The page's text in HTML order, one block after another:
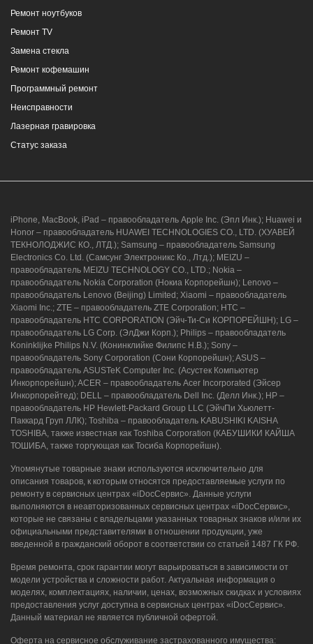
Ремонт ноутбуков
Ремонт TV
Замена стекла
Ремонт кофемашин
Программный ремонт
Неисправности
Лазерная гравировка
Статус заказа
iPhone, MacBook, iPad – правообладатель Apple Inc. (Эпл Инк.); Huawei и
Honor – правообладатель HUAWEI TECHNOLOGIES CO., LTD. (ХУАВЕЙ
ТЕКНОЛОДЖИС КО., ЛТД.); Samsung – правообладатель Samsung
Electronics Co. Ltd. (Самсунг Электроникс Ко., Лтд.); MEIZU –
правообладатель MEIZU TECHNOLOGY CO., LTD.; Nokia –
правообладатель Nokia Corporation (Нокиа Корпорейшн); Lenovo –
правообладатель Lenovo (Beijing) Limited; Xiaomi – правообладатель
Xiaomi Inc.; ZTE – правообладатель ZTE Corporation; HTC –
правообладатель HTC CORPORATION (Эйч-Ти-Си КОРПОРЕЙШН); LG –
правообладатель LG Corp. (ЭлДжи Корп.); Philips – правообладатель
Koninklijke Philips N.V. (Конинклийке Филипс Н.В.); Sony –
правообладатель Sony Corporation (Сони Корпорейшн); ASUS –
правообладатель ASUSTeK Computer Inc. (Асустек Компьютер
Инкорпорейшн); ACER – правообладатель Acer Incorporated (Эйсер
Инкорпорейтед); DELL – правообладатель Dell Inc. (Делл Инк.); HP –
правообладатель HP Hewlett-Packard Group LLC (ЭйчПи Хьюлетт-
Паккард Груп ЛЛК); Toshiba – правообладатель KABUSHIKI KAISHA
TOSHIBA, также известная как Toshiba Corporation (КАБУШИКИ КАЙША
ТОШИБА, также торгующая как Тосиба Корпорейшн).
Упомянутые товарные знаки используются исключительно для
описания товаров, к которым относятся предоставляемые услуги по
ремонту в сервисных центрах «iDocСервис». Данные услуги
выполняются в неавторизованных сервисных центрах «iDocСервис»,
которые не связаны с владельцами указанных товарных знаков и/или их
официальными представителями в отношении продукции, уже
введенной в гражданский оборот в соответствии со статьей 1487 ГК РФ.
Время ремонта, срок гарантии могут варьироваться в зависимости от
модели устройства и сложности работ. Актуальная информация о
моделях, комплектациях, наличии, ценах, возможных скидках и условиях
предоставления услуг доступна в сервисных центрах «iDocСервис».
Данный материал не является публичной офертой.
Оферта на сервисное обслуживание застрахованного имущества: